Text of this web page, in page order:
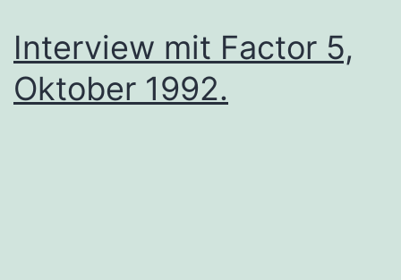
Interview mit Factor 5,
Oktober 1992.